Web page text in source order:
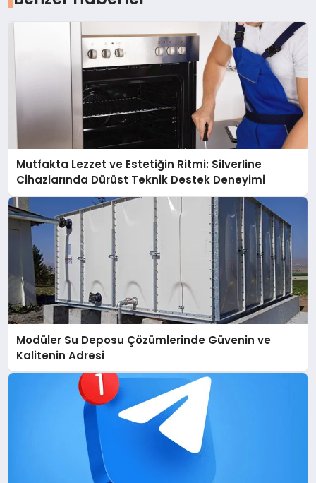
Mutfakta Lezzet ve Estetiğin Ritmi: Silverline
Cihazlarında Dürüst Teknik Destek Deneyimi
Modüler Su Deposu Çözümlerinde Güvenin ve
Kalitenin Adresi